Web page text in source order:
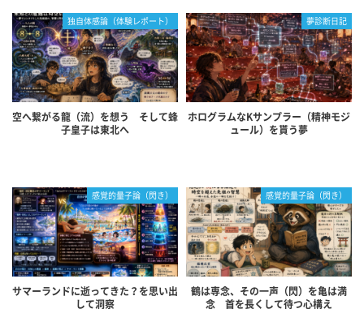
独自体感論（体験レポート）
空へ繋がる龍（流）を想う そして蜂
子皇子は東北へ
夢診断日記
ホログラムなKサンプラー（精神モジ
ュール）を貰う夢
感覚的量子論（閃き）
サマーランドに逝ってきた？を思い出
して洞察
感覚的量子論（閃き）
鶴は専念、その一声（閃）を亀は満
念 首を長くして待つ心構え